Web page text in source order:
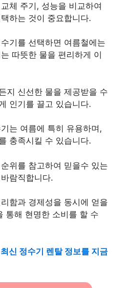
체 주기, 성능을 비교하여
하는 것이 중요합니다.
기를 선택하면 여름철에는
따뜻한 물을 편리하게 이
지 신선한 물을 제공받을 수
인기를 끌고 있습니다.
는 여름에 특히 유용하며,
충족시킬 수 있습니다.
위를 참고하여 믿을수 있는
람직합니다.
함과 경제성을 동시에 얻을
통해 현명한 소비를 할 수
신 정수기 렌탈 정보를 지금